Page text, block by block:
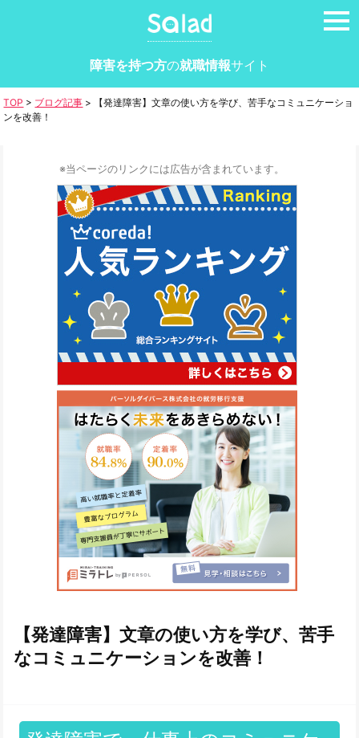
障害を持つ方の就職情報サイト
TOP > ブログ記事 >
【発達障害】文章の使い方を学び、苦手なコミュニケーショ
ンを改善！
※当ページのリンクには広告が含まれています。
【発達障害】文章の使い方を学び、苦手
なコミュニケーションを改善！